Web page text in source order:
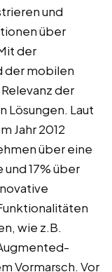
und
über
der
der mobilen
der
Laut
Jahr 2012
über eine
17% über
wie z.B.
Vormarsch. Vor